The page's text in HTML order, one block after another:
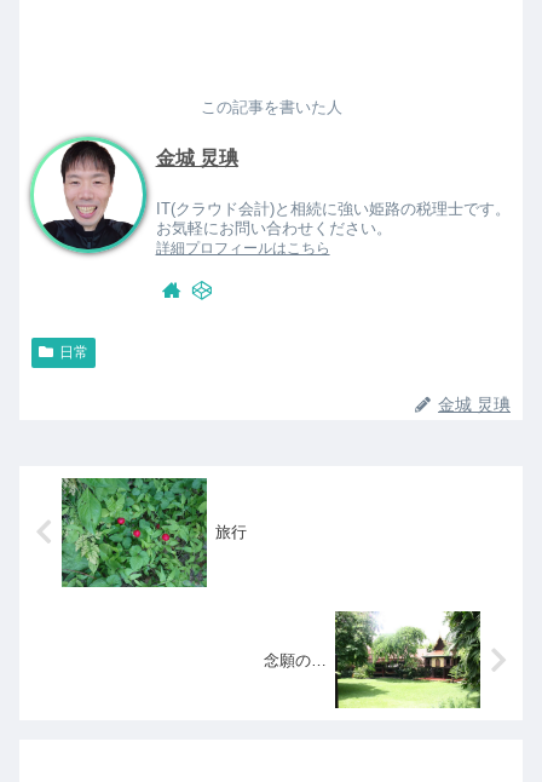
この記事を書いた人
金城 炅琠
IT(クラウド会計)と相続に強い姫路の税理士です。
お気軽にお問い合わせください。
詳細プロフィールはこちら
日常
金城 炅琠
旅行
念願の…